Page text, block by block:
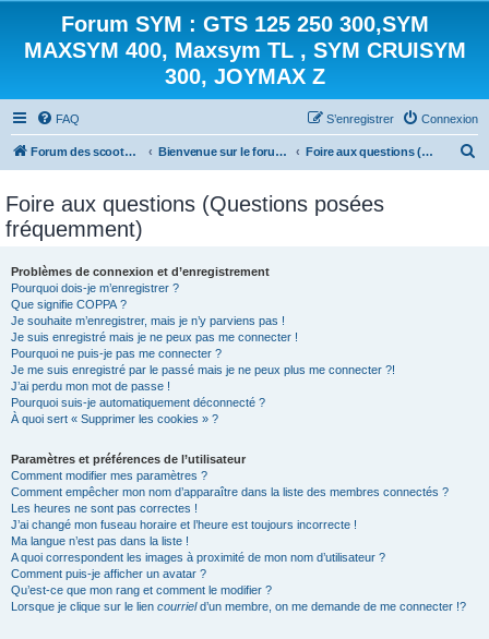
Forum SYM : GTS 125 250 300,SYM
MAXSYM 400, Maxsym TL , SYM CRUISYM
300, JOYMAX Z
FAQ Connexion
S’enregistrer
Forum des scooters SYM - GTS -MAXSYM - CRUISYM - JOYMAX - Maxsym TL Bienvenue sur le forum des scooters de la gamme SYM Foire aux questions (Questions posées fréquemment)
Foire aux questions (Questions posées
fréquemment)
Problèmes de connexion et d’enregistrement
Pourquoi dois-je m’enregistrer ?
Que signifie COPPA ?
Je souhaite m’enregistrer, mais je n’y parviens pas !
Je suis enregistré mais je ne peux pas me connecter !
Pourquoi ne puis-je pas me connecter ?
Je me suis enregistré par le passé mais je ne peux plus me connecter ?!
J’ai perdu mon mot de passe !
Pourquoi suis-je automatiquement déconnecté ?
À quoi sert « Supprimer les cookies » ?
Paramètres et préférences de l’utilisateur
Comment modifier mes paramètres ?
Comment empêcher mon nom d’apparaître dans la liste des membres connectés ?
Les heures ne sont pas correctes !
J’ai changé mon fuseau horaire et l’heure est toujours incorrecte !
Ma langue n’est pas dans la liste !
A quoi correspondent les images à proximité de mon nom d’utilisateur ?
Comment puis-je afficher un avatar ?
Qu’est-ce que mon rang et comment le modifier ?
Lorsque je clique sur le lien courrield’un membre, on me demande de me connecter !?